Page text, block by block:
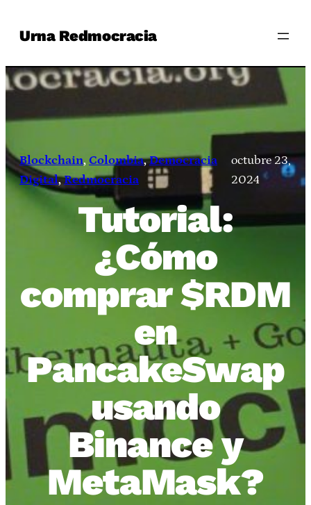
Urna Redmocracia
Blockchain, Colombia, Democracia
Digital, Redmocracia
octubre 23,
2024
Tutorial:
¿Cómo
comprar $RDM
en
PancakeSwap
usando
Binance y
MetaMask?